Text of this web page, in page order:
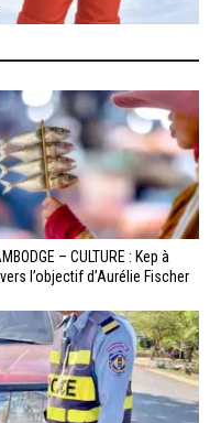
– CULTURE : Kep à
l’objectif d’Aurélie Fischer